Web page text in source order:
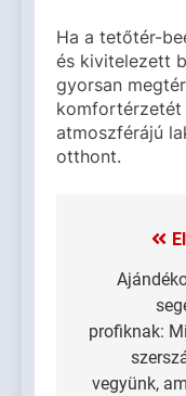
Ha a tetőtér-
és kivitelezett
gyorsan
komfortérzetét
atmoszférájú
otthont.
profiknak:
vegyünk,